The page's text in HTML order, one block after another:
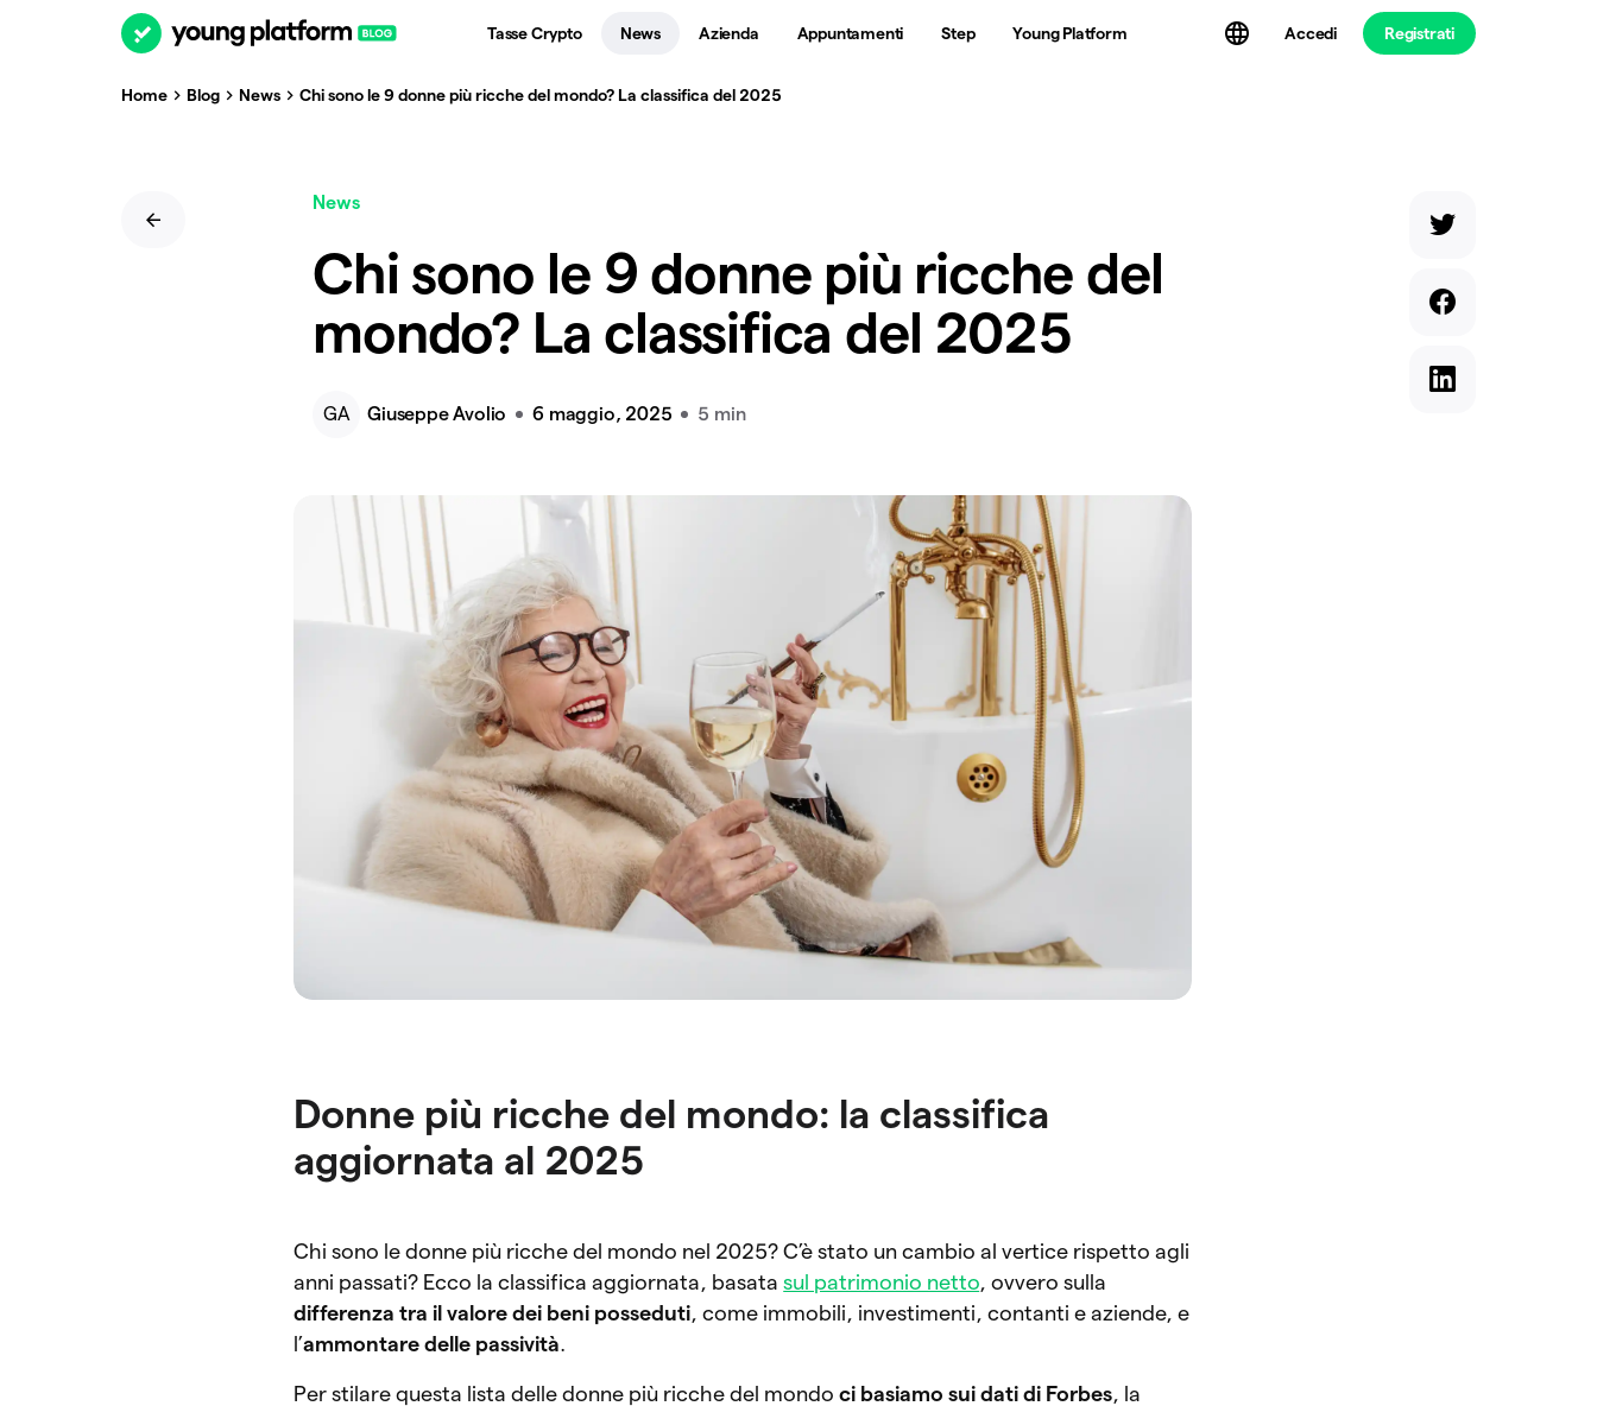
Appuntamenti
Azienda
News Step
Tasse Crypto Young Platform Accedi Registrati
Home Blog News Chi sono le 9 donne più ricche del mondo? La classifica del 2025
News
Chi sono le 9 donne più ricche del
mondo? La classifica del 2025
GA Giuseppe Avolio 6 maggio, 2025 5 min
Donne più ricche del mondo: la classifica
aggiornata al 2025
Chi sono le donne più ricche del mondo nel 2025? C’è stato un cambio al vertice rispetto agli
anni passati? Ecco la classifica aggiornata, basatasul patrimonio netto , ovvero sulla
differenza tra il valore dei beni posseduti , come immobili, investimenti, contanti e aziende, e
l’ammontare delle passività
Per stilare questa lista delle donne più ricche del mondoci basiamo sui dati di Forbes , la